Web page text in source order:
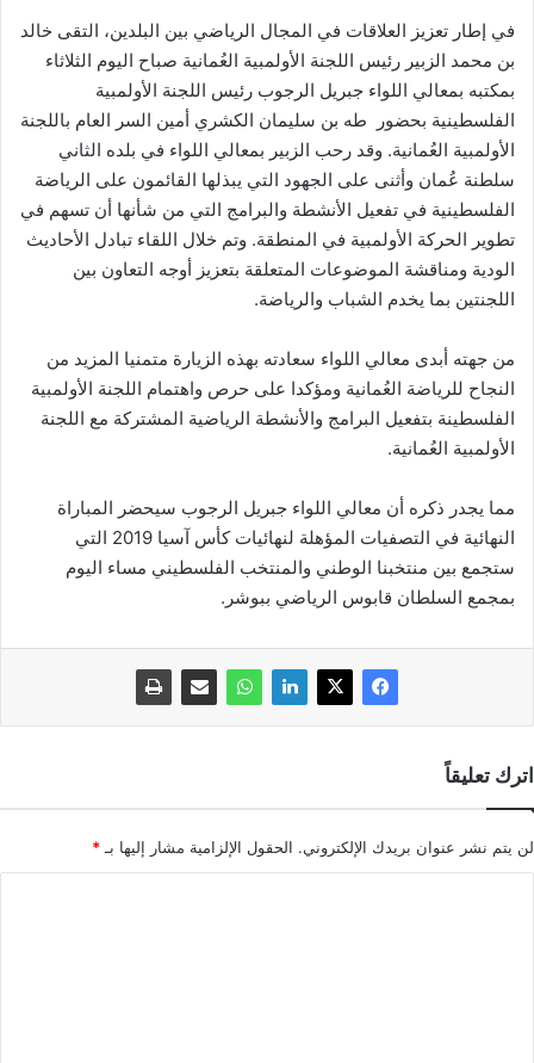
في إطار تعزيز العلاقات في المجال الرياضي بين البلدين، التقى خالد
بن محمد الزبير رئيس اللجنة الأولمبية العُمانية صباح اليوم الثلاثاء
بمكتبه بمعالي اللواء جبريل الرجوب رئيس اللجنة الأولمبية
الفلسطينية بحضور طه بن سليمان الكشري أمين السر العام باللجنة
الأولمبية العُمانية. وقد رحب الزبير بمعالي اللواء في بلده الثاني
سلطنة عُمان وأثنى على الجهود التي يبذلها القائمون على الرياضة
الفلسطينية في تفعيل الأنشطة والبرامج التي من شأنها أن تسهم في
تطوير الحركة الأولمبية في المنطقة. وتم خلال اللقاء تبادل الأحاديث
الودية ومناقشة الموضوعات المتعلقة بتعزيز أوجه التعاون بين
اللجنتين بما يخدم الشباب والرياضة.
من جهته أبدى معالي اللواء سعادته بهذه الزيارة متمنيا المزيد من
النجاح للرياضة العُمانية ومؤكدا على حرص واهتمام اللجنة الأولمبية
الفلسطينة بتفعيل البرامج والأنشطة الرياضية المشتركة مع اللجنة
الأولمبية العُمانية.
مما يجدر ذكره أن معالي اللواء جبريل الرجوب سيحضر المباراة
النهائية في التصفيات المؤهلة لنهائيات كأس آسيا 2019 التي
ستجمع بين منتخبنا الوطني والمنتخب الفلسطيني مساء اليوم
بمجمع السلطان قابوس الرياضي ببوشر.
اترك تعليقاً
لن يتم نشر عنوان بريدك الإلكتروني. الحقول الإلزامية مشار إليها بـ*